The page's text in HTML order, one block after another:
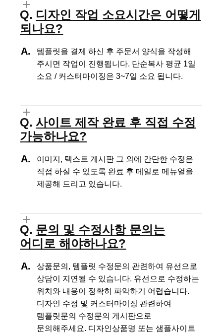
디자인 작업 소요시간은 어떻게
되나요?
템플릿을 결제 하신 후 주문서 양식을 작성해
주시면 작업이 진행됩니다. 단순복사 평균 1일
소요 / 커스터마이징은 3~7일 소요 됩니다.
사이트 제작 완료 후 직접 수정
가능하나요?
이미지, 텍스트 게시판 그 외에 간단한 수정은
직접 하실 수 있도록 완료 후 메일로 메뉴얼을
제공해 드리고 있습니다.
문의 및 수정사항 문의는
어디로 해야하나요?
상품문의, 템플릿 수정문의 관련하여 유선으로
상담이 지연될 수 있습니다. 유선으로 수정하는
위치와 내용이 정확히 파악하기 어렵습니다.
디자인 수정 및 커스터마이징 관련하여
템플릿문의 수정문의 게시판으로
문의해주세요. 디자인상품명 또는 샘플사이트